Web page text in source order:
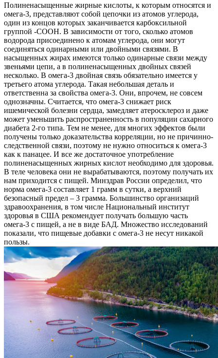
Полиненасыщенные жирные кислоты, к которым относятся и
омега-3, представляют собой цепочки из атомов углерода,
один из концов которых заканчивается карбоксильной
группой -COOH. В зависимости от того, сколько атомов
водорода присоединено к атомам углерода, они могут
соединяться одинарными или двойными связями. В
насыщенных жирах имеются только одинарные связи между
звеньями цепи, а в полиненасыщенных двойных связей
несколько. В омега-3 двойная связь обязательно имеется у
третьего атома углерода. Такая небольшая деталь и
ответственна за свойства омега-3. Они, впрочем, не совсем
однозначны. Считается, что омега-3 снижает риск
ишемической болезни сердца, замедляет атеросклероз и даже
может уменьшить распространенность в популяции сахарного
диабета 2-го типа. Тем не менее, для многих эффектов были
получены только доказательства корреляции, но не причинно-
следственной связи, поэтому не нужно относиться к омега-3
как к панацее. И все же достаточное употребление
полиненасыщенных жирных кислот необходимо для здоровья.
В теле человека они не вырабатываются, поэтому получать их
нам приходится с пищей. Минздрав России определил, что
норма омега-3 составляет 1 грамм в сутки, а верхний
безопасный предел – 3 грамма. Большинство организаций
здравоохранения, в том числе Национальный институт
здоровья в США рекомендует получать большую часть
омега-3 с пищей, а не в виде БАД. Множество исследований
показали, что пищевые добавки с омега-3 не несут никакой
пользы.